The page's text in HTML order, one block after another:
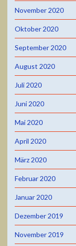
November 2020
Oktober 2020
September 2020
August 2020
Juli 2020
Juni 2020
Mai 2020
April 2020
März 2020
Februar 2020
Januar 2020
Dezember 2019
November 2019